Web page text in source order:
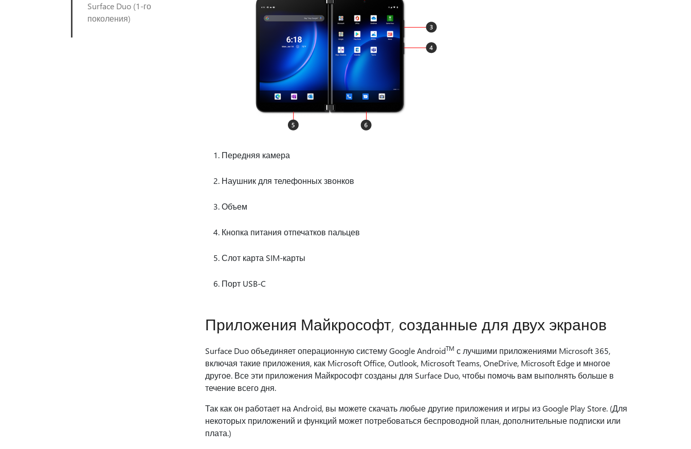
Surface Duo (1-го
поколения)
Передняя камера
Наушник для телефонных звонков
Объем
Кнопка питания отпечатков пальцев
Слот карта SIM-карты
Порт USB-C
Приложения Майкрософт, созданные для двух экранов
Surface Duo объединяет операционную систему Google AndroidTM с лучшими приложениями Microsoft 365,
включая такие приложения, как Microsoft Office, Outlook, Microsoft Teams, OneDrive, Microsoft Edge и многое
другое. Все эти приложения Майкрософт созданы для Surface Duo, чтобы помочь вам выполнять больше в
течение всего дня.
Так как он работает на Android, вы можете скачать любые другие приложения и игры из Google Play Store. (Для
некоторых приложений и функций может потребоваться беспроводной план, дополнительные подписки или
плата.)